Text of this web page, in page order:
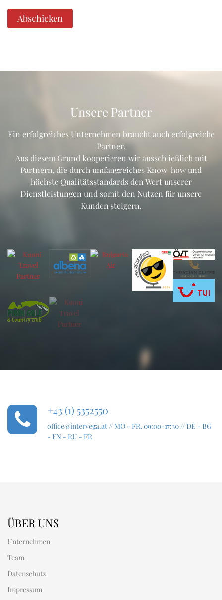
Abschicken
Unsere Partner
Ein erfolgreiches Unternehmen braucht auch erfolgreiche
Partner.
Aus diesem Grund kooperieren wir ausschließlich mit
Partnern, die durch umfangreiches Know-how und
höchste Qualitätsstandards den Wert unserer
Dienstleistungen und somit den Nutzen für unsere
Kunden steigern.
+43 (1) 5352550
office@intervega.at// MO - FR, 09:00-17:30 // DE - BG
- EN - RU - FR
ÜBER UNS
Unternehmen
Team
Datenschutz
Impressum